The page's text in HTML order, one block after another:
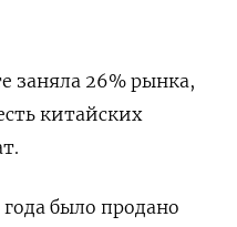
заняла 26% рынка,
китайских
было продано